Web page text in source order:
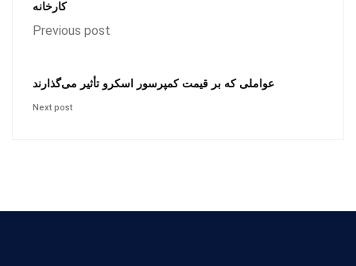
کارخانه
Previous post
عواملی که بر قیمت کمپرسور اسکرو تأثیر می‌گذارند
Next post